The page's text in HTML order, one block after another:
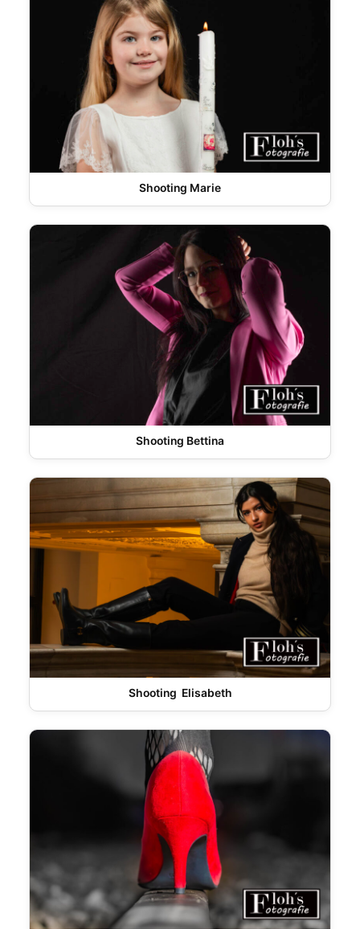
Shooting Marie
Shooting Bettina
Shooting Elisabeth